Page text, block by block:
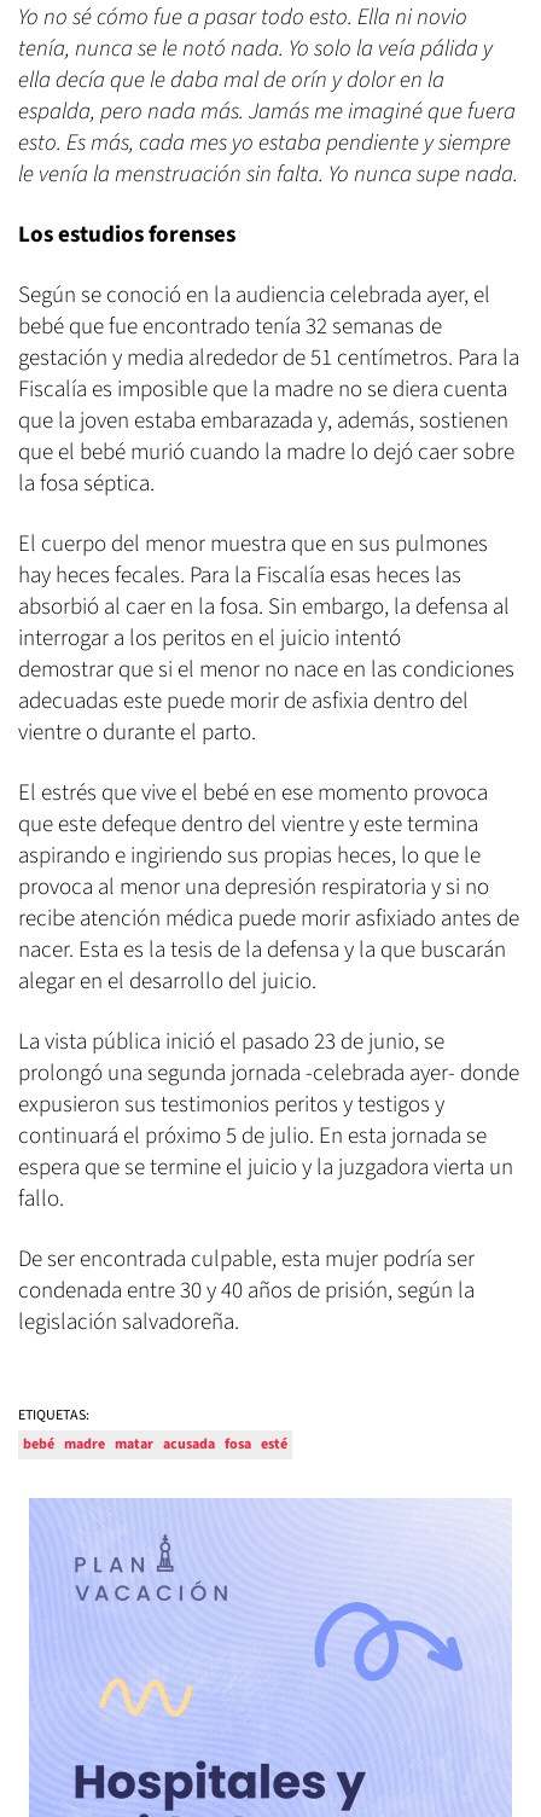
Yo no sé cómo fue a pasar todo esto. Ella ni novio
tenía, nunca se le notó nada. Yo solo la veía pálida y
ella decía que le daba mal de orín y dolor en la
espalda, pero nada más. Jamás me imaginé que fuera
esto. Es más, cada mes yo estaba pendiente y siempre
le venía la menstruación sin falta. Yo nunca supe nada.
Los estudios forenses
Según se conoció en la audiencia celebrada ayer, el
bebé que fue encontrado tenía 32 semanas de
gestación y media alrededor de 51 centímetros. Para la
Fiscalía es imposible que la madre no se diera cuenta
que la joven estaba embarazada y, además, sostienen
que el bebé murió cuando la madre lo dejó caer sobre
la fosa séptica.
El cuerpo del menor muestra que en sus pulmones
hay heces fecales. Para la Fiscalía esas heces las
absorbió al caer en la fosa. Sin embargo, la defensa al
interrogar a los peritos en el juicio intentó
demostrar que si el menor no nace en las condiciones
adecuadas este puede morir de asfixia dentro del
vientre o durante el parto.
El estrés que vive el bebé en ese momento provoca
que este defeque dentro del vientre y este termina
aspirando e ingiriendo sus propias heces, lo que le
provoca al menor una depresión respiratoria y si no
recibe atención médica puede morir asfixiado antes de
nacer. Esta es la tesis de la defensa y la que buscarán
alegar en el desarrollo del juicio.
La vista pública inició el pasado 23 de junio, se
prolongó una segunda jornada -celebrada ayer- donde
expusieron sus testimonios peritos y testigos y
continuará el próximo 5 de julio. En esta jornada se
espera que se termine el juicio y la juzgadora vierta un
fallo.
De ser encontrada culpable, esta mujer podría ser
condenada entre 30 y 40 años de prisión, según la
legislación salvadoreña.
ETIQUETAS:
bebé madre matar acusada fosa esté